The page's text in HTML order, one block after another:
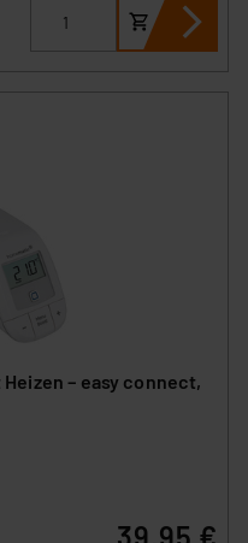
– easy connect,